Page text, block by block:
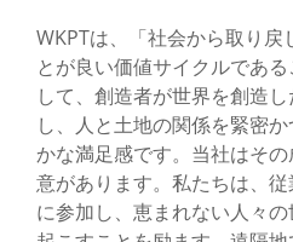
WKPTは、「社会から取り戻
とが良い価値サイクルであ
して、創造者が世界を創造
し、人と土地の関係を緊密
かな満足感です。当社はそ
意があります。私たちは、
に参加し、恵まれない人々